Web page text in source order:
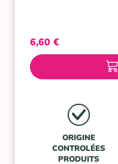
6,60 €
ORIGINE
CONTROLÉES
PRODUITS